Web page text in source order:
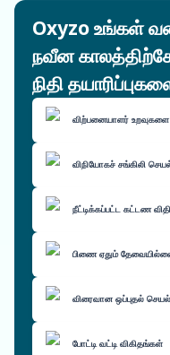
Oxyzo உங்கள்
நவீன
நிதி
விற்பனையாளர் உறவுகளை
விநியோகச் சங்கிலி
நீட்டிக்கப்பட்ட கட்டண
பிணை ஏதும்
விரைவான ஒப்புதல்
போட்டி வட்டி விகிதங்கள்